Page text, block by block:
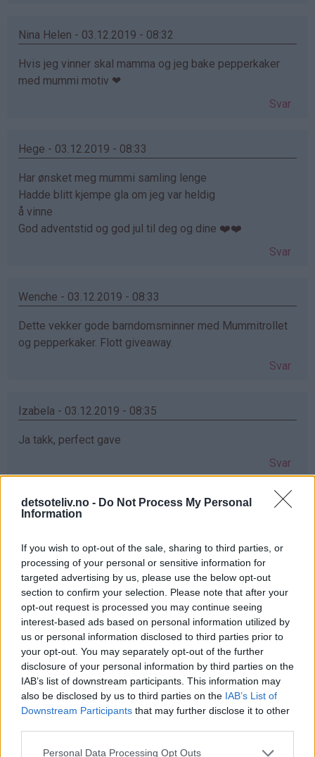
detsoteliv.no - Do Not Process My Personal
Information
If you wish to opt-out of the sale, sharing to third parties, or
processing of your personal or sensitive information for
targeted advertising by us, please use the below opt-out
section to confirm your selection. Please note that after your
opt-out request is processed you may continue seeing
interest-based ads based on personal information utilized by
us or personal information disclosed to third parties prior to
your opt-out. You may separately opt-out of the further
disclosure of your personal information by third parties on the
IAB’s list of downstream participants. This information may
also be disclosed by us to third parties on the IAB’s List of
Downstream Participants that may further disclose it to other
Personal Data Processing Opt Outs
Nina Helen - 03.12.2019 - 08:32
Hvis jeg vinner skal mamma og jeg bake pepperkaker
med mummi motiv ❤
Svar
Hege - 03.12.2019 - 08:33
Har ønsket meg mummi samling lenge
Hadde blitt kjempe gla om jeg var heldig
å vinne
God adventstid og god jul til deg og dine ❤️❤️
Svar
Wenche - 03.12.2019 - 08:33
Dette vekker gode barndomsminner med Mummitrollet
og pepperkaker. Flott giveaway.
Svar
Izabela - 03.12.2019 - 08:35
Ja takk, perfect gave
Svar
Anne-lene Ulriksen - 03.12.2019 - 08:36
en hektisk juletid ønsker deg en fantastisk førjulstid
Svar
Marthe - 03.12.2019 - 08:36
Så mange gode minner med mummitrollet! ❤️
Julebaksten hadde blitt ekstra koselig med de formene!
Svar
Anonym - 03.12.2019 - 08:38